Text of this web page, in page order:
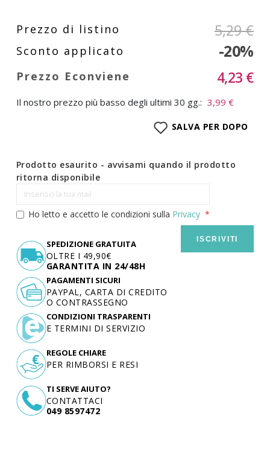
5,29 €
-20%
4,23 €
Il nostro prezzo più basso degli ultimi 30 gg.: 3,99 €
SALVA PER DOPO
Prodotto esaurito - avvisami quando il prodotto
ritorna disponibile
Ho letto e accetto le condizioni sulla Privacy
ISCRIVITI
SPEDIZIONE GRATUITA
OLTRE I 49,90€
GARANTITA IN 24/48H
TI SERVE AIUTO?
CONTATTACI
049 8597472
PAGAMENTI SICURI
PAYPAL, CARTA DI CREDITO
O CONTRASSEGNO
CONDIZIONI TRASPARENTI
E TERMINI DI SERVIZIO
REGOLE CHIARE
PER RIMBORSI E RESI